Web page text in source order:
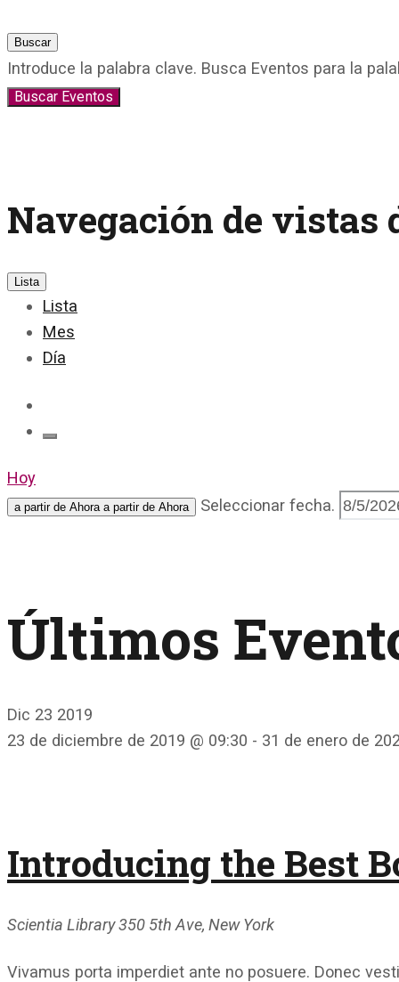
Buscar
Introduce la palabra clave. Busca Eventos para la
Buscar Eventos
Navegación de vistas
Lista
Lista
Mes
Día
Hoy
a partir de Ahora a partir de Ahora Seleccionar fecha.
Últimos
Dic 23 2019
23 de diciembre de 2019 @ 09:30 - 31 de enero de
Introducing the Best
Scientia Library350 5th Ave, New York
Vivamus porta imperdiet ante no posuere. Donec